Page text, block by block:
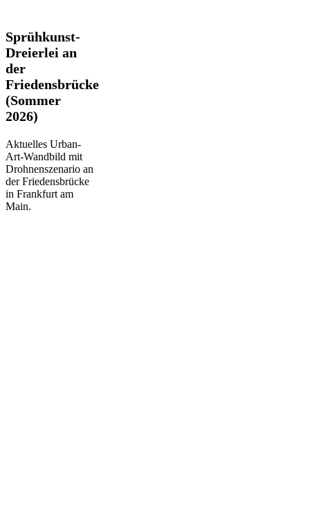
Sprühkunst-
Dreierlei
an
der
Friedensbrücke
(Sommer
2026)
Sprühkunst-
Dreierlei an
der
Friedensbrücke
(Sommer
2026)
Aktuelles Urban-
Art-Wandbild mit
Drohnenszenario an
der Friedensbrücke
in Frankfurt am
Main.